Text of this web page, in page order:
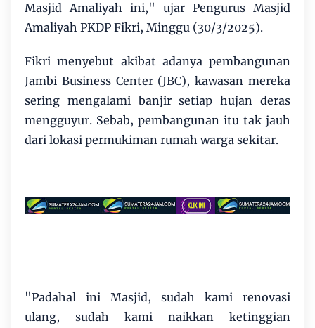
Masjid Amaliyah ini," ujar Pengurus Masjid
Amaliyah PKDP Fikri, Minggu (30/3/2025).
Fikri menyebut akibat adanya pembangunan
Jambi Business Center (JBC), kawasan mereka
sering mengalami banjir setiap hujan deras
mengguyur. Sebab, pembangunan itu tak jauh
dari lokasi permukiman rumah warga sekitar.
"Padahal ini Masjid, sudah kami renovasi
ulang, sudah kami naikkan ketinggian